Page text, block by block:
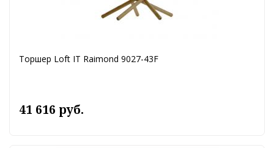
Торшер Loft IT Raimond 9027-43F
41 616 руб.